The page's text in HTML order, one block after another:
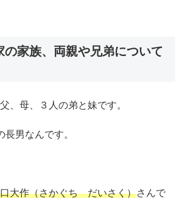
の家族、両親や兄弟について
、母、３人の弟と妹です。
男なんです。
大作（さかぐち だいさく）さんで